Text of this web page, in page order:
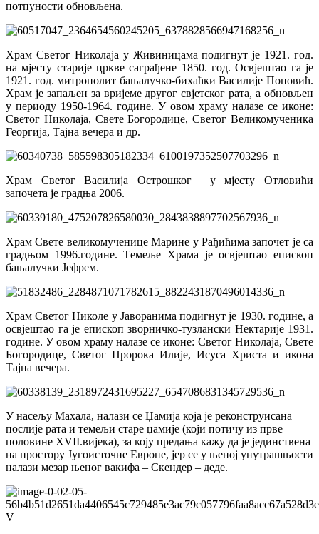
потпуности обновљена.
Храм Светог Николаја у Живиницама подигнут је 1921. год.
на мјесту старије цркве саграђене 1850. год. Освјештао га је
1921. год. митрополит бањалучко-бихаћки Василије Поповић.
Храм је запаљен за вријеме другог свјетског рата, а обновљен
у периоду 1950-1964. године. У овом храму налазе се иконе:
Светог Николаја, Свете Богородице, Светог Великомученика
Георгија, Тајна вечера и др.
Храм Светог Василија Острошког у мјесту Отловићи
започета је градња 2006.
Храм Свете великомученице Марине у Рађићима започет је са
градњом 1996.године. Tемеље Храма је освјештао епископ
бањалучки Јефрем.
Храм Светог Николе у Јаворанима подигнут је 1930. године, а
освјештао га је епископ зворничко-тузлански Нектарије 1931.
године. У овом храму налазе се иконе: Светог Николаја, Свете
Богородице, Светог Пророка Илије, Исуса Христа и икона
Тајна вечера.
У насељу Махала, налази се Џамија која је реконструисана
послије рата и темељи старе џамије (који потичу из прве
половине XVII.вијека), за коју предања кажу да је јединствена
на простору Југоисточне Европе, јер се у њеној унутрашњости
налази мезар њеног вакифа – Скендер – деде.